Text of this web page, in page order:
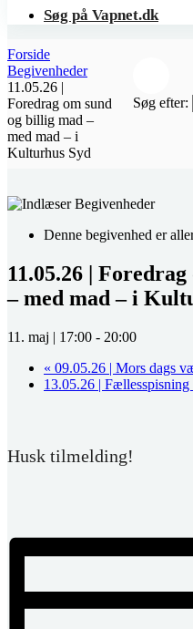
Søg på Vapnet.dk
Søg efter:
Forside
Begivenheder
11.05.26 |
Foredrag om sund
og billig mad –
med mad – i
Kulturhus Syd
Denne begivenhed er
11.05.26 |
– med mad – i
11. maj | 17:00 - 20:00
« 09.05.26 | Mors dags
13.05.26 |
Husk tilmelding!